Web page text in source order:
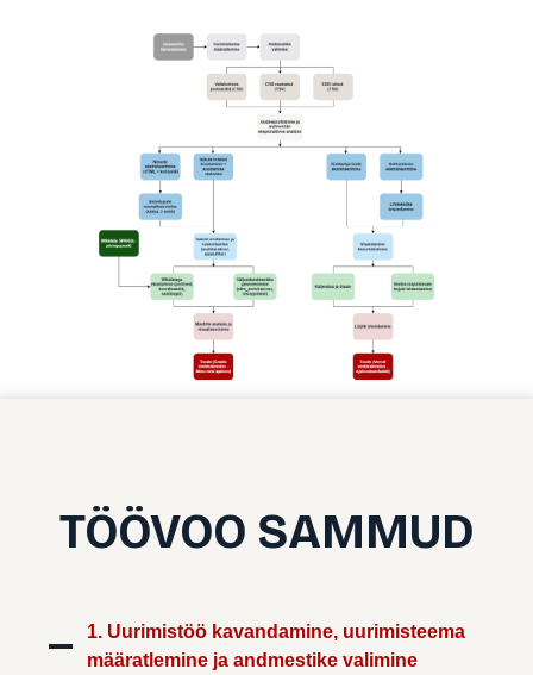
TÖÖVOO SAMMUD
1. Uurimistöö kavandamine, uurimisteema
määratlemine ja andmestike valimine